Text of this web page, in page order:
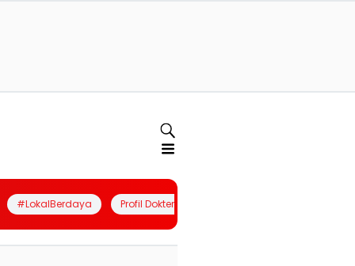
#LokalBerdaya Profil Dokter